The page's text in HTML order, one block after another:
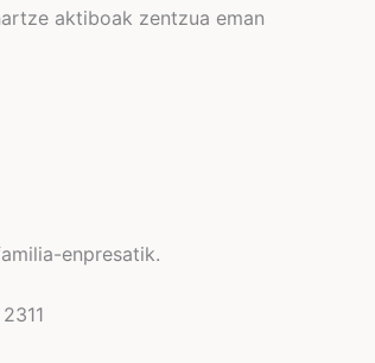
aktiboak zentzua eman
enpresatik.